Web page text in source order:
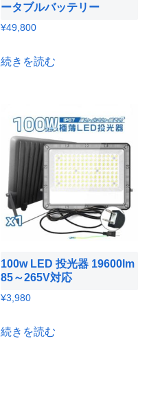
ータブルバッテリー
¥49,800
続きを読む
100w LED 投光器 19600lm
85～265V対応
¥3,980
続きを読む